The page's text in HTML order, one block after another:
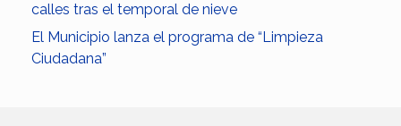
calles tras el temporal de nieve
El Municipio lanza el programa de “Limpieza
Ciudadana”